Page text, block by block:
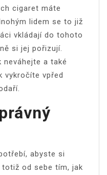
cigaret máte
lidem se to již
vkládají do tohoto
si jej pořizují.
neváhejte a také
vykročíte vpřed
abyste si
od sebe tím, jak